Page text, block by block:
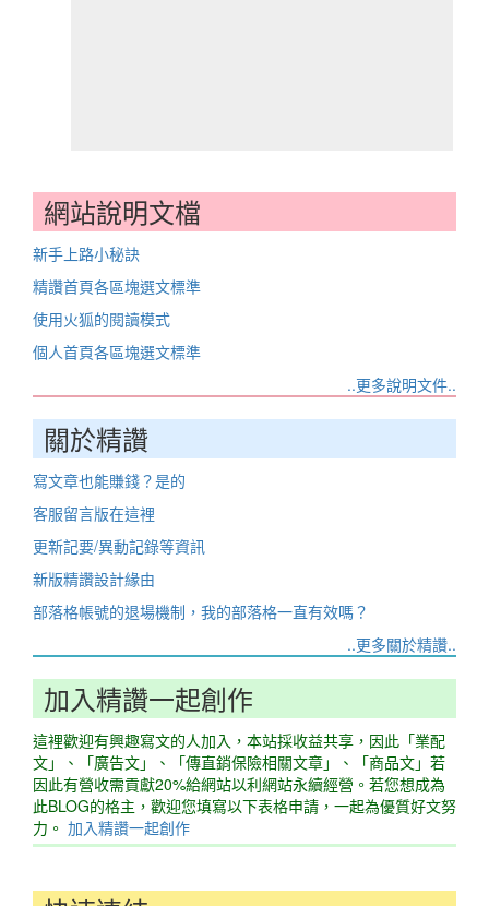
網站說明文檔
新手上路小秘訣
精讚首頁各區塊選文標準
使用火狐的閱讀模式
個人首頁各區塊選文標準
..更多說明文件..
關於精讚
寫文章也能賺錢？是的
客服留言版在這裡
更新記要/異動記錄等資訊
新版精讚設計緣由
部落格帳號的退場機制，我的部落格一直有效嗎？
..更多關於精讚..
加入精讚一起創作
這裡歡迎有興趣寫文的人加入，本站採收益共享，因此「業配
文」、「廣告文」、「傳直銷保險相關文章」、「商品文」若
因此有營收需貢獻20%給網站以利網站永續經營。若您想成為
此BLOG的格主，歡迎您填寫以下表格申請，一起為優質好文努
力。 加入精讚一起創作